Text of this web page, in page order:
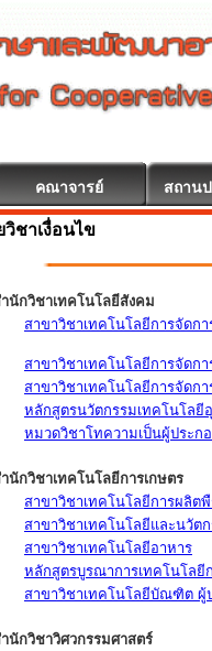
คณาจารย์ สถาน
วิชาเงื่อนไข
นักวิชาเทคโนโลยีสังคม
สาขาวิชาเทคโนโลยีการจัดก
สาขาวิชาเทคโนโลยีการจัดก
สาขาวิชาเทคโนโลยีการจัดก
หลักสูตรนวัตกรรมเทคโนโลยี
หมวดวิชาโทความเป็นผู้ประก
นักวิชาเทคโนโลยีการเกษตร
สาขาวิชาเทคโนโลยีการผลิต
สาขาวิชาเทคโนโลยีและนวัต
สาขาวิชาเทคโนโลยีอาหาร
หลักสูตรบูรณาการเทคโนโลยี
สาขาวิชาเทคโนโลยีบัณฑิต ผู้
นักวิชาวิศวกรรมศาสตร์